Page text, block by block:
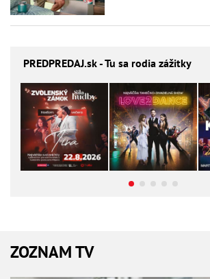
PREDPREDAJ.sk - Tu sa rodia zážitky
ZOZNAM TV